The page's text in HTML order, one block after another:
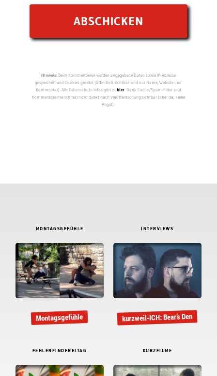
Hinweis:Beim Kommentieren werden angegebene Daten sowie IP-Adresse
gespeichert und Cookies gesetzt (öffentlich sichtbar sind nur Name, Website und
Kommentar). Alle Datenschutz-Infos gibt eshier. Dank Cache/Spam-Filter sind
Kommentare manchmal nicht direkt nach Veröffentlichung sichtbar (aber da, keine
Angst).
MONTAGSGEFÜHLE
Montagsgefühle
INTERVIEWS
kurzweil-ICH: Bear’s Den
FEHLERFINDFREITAG KURZFILME